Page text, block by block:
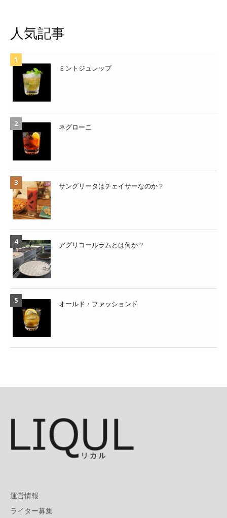
人気記事
ミントジュレップ
ネグローニ
サングリータはチェイサーなのか？
アグリコールラムとは何か？
オールド・ファッションド
運営情報
ライター募集